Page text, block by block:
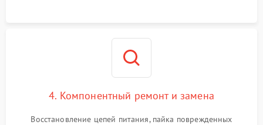
4. Компонентный ремонт и замена
Восстановление цепей питания, пайка поврежденных